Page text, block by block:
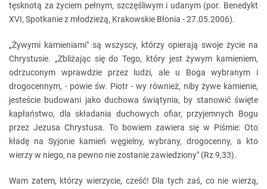
tęsknotą za życiem pełnym, szczęśliwym i udanym (por. Benedykt
XVI, Spotkanie z młodzieżą, Krakowskie Błonia - 27.05.2006).
„Żywymi kamieniami" są wszyscy, którzy opierają swoje życie na
Chrystusie. „Zbliżając się do Tego, który jest żywym kamieniem,
odrzuconym wprawdzie przez ludzi, ale u Boga wybranym i
drogocennym, - powie św. Piotr - wy również, niby żywe kamienie,
jesteście budowani jako duchowa świątynia, by stanowić święte
kapłaństwo, dla składania duchowych ofiar, przyjemnych Bogu
przez Jezusa Chrystusa. To bowiem zawiera się w Piśmie: Oto
kładę na Syjonie kamień węgielny, wybrany, drogocenny, a kto
wierzy w niego, na pewno nie zostanie zawiedziony" (Rz 9,33).
Wam zatem, którzy wierzycie, cześć! Dla tych zaś, co nie wierzą,